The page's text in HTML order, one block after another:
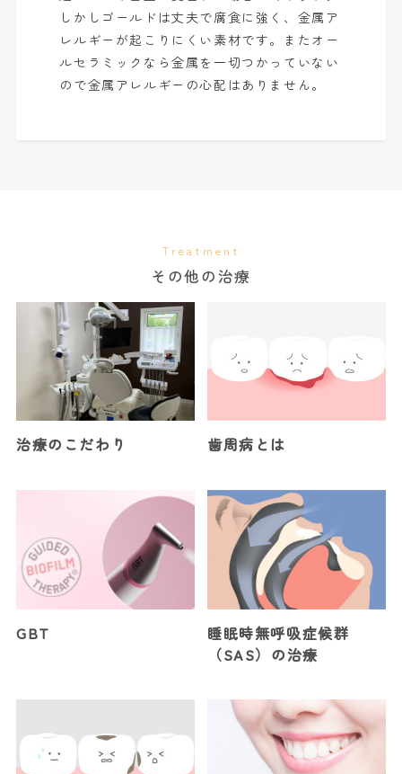
しかしゴールドは丈夫で腐食に強く、金属ア
レルギーが起こりにくい素材です。またオー
ルセラミックなら金属を一切つかっていない
ので金属アレルギーの心配はありません。
Treatment
その他の治療
治療のこだわり 歯周病とは
GBT
睡眠時無呼吸症候群
（SAS）の治療